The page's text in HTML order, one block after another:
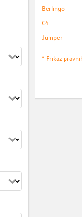
Berlingo
C4
Jumper
* Prikaz